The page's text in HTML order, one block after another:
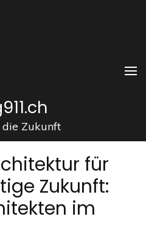
Zukunft
für
Zukunft:
im